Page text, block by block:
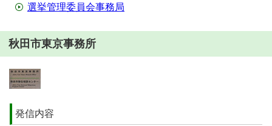
選挙管理委員会事務局
秋田市東京事務所
発信内容